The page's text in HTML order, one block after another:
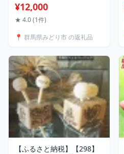
島】
¥12,000
★ 4.0 (1件)
📍 群馬県みどり市 の返礼品
【ふるさと納税】【298】